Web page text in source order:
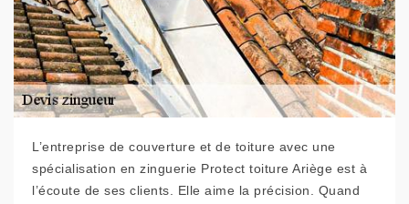
L’entreprise de couverture et de toiture avec une
spécialisation en zinguerie Protect toiture Ariège est à
l’écoute de ses clients. Elle aime la précision. Quand